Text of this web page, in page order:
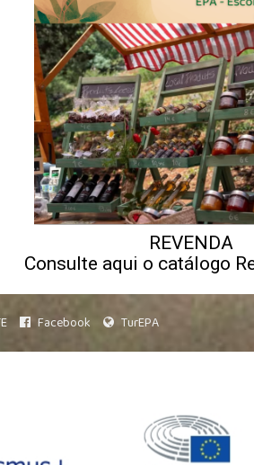
REVENDA
Consulte aqui o catálogo
Facebook TurEPA